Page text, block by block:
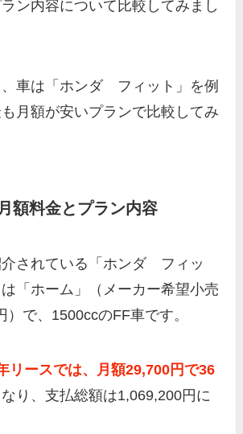
ン内容について比較してみまし
、車は「ホンダ フィット」を例
月額が安いプランで比較してみ
額料金とプラン内容
介されている「ホンダ フィッ
は「ホーム」（メーカー希望小売
）で、1500ccのFF車です。
リースでは、月額29,700円で36
なり、支払総額は1,069,200円に